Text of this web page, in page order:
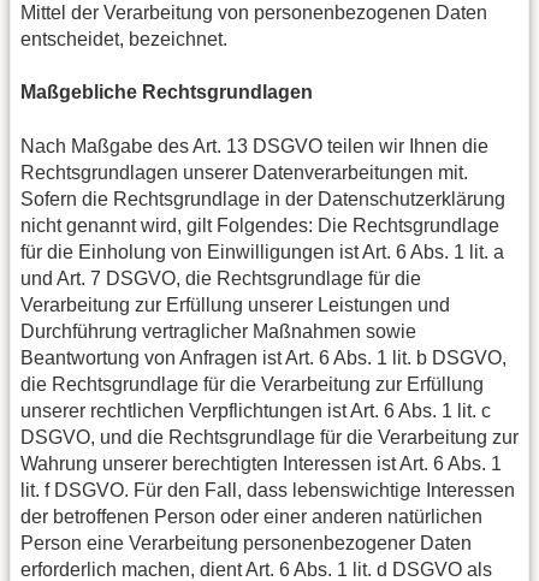
Mittel der Verarbeitung von personenbezogenen Daten
entscheidet, bezeichnet.
Maßgebliche Rechtsgrundlagen
Nach Maßgabe des Art. 13 DSGVO teilen wir Ihnen die
Rechtsgrundlagen unserer Datenverarbeitungen mit.
Sofern die Rechtsgrundlage in der Datenschutzerklärung
nicht genannt wird, gilt Folgendes: Die Rechtsgrundlage
für die Einholung von Einwilligungen ist Art. 6 Abs. 1 lit. a
und Art. 7 DSGVO, die Rechtsgrundlage für die
Verarbeitung zur Erfüllung unserer Leistungen und
Durchführung vertraglicher Maßnahmen sowie
Beantwortung von Anfragen ist Art. 6 Abs. 1 lit. b DSGVO,
die Rechtsgrundlage für die Verarbeitung zur Erfüllung
unserer rechtlichen Verpflichtungen ist Art. 6 Abs. 1 lit. c
DSGVO, und die Rechtsgrundlage für die Verarbeitung zur
Wahrung unserer berechtigten Interessen ist Art. 6 Abs. 1
lit. f DSGVO. Für den Fall, dass lebenswichtige Interessen
der betroffenen Person oder einer anderen natürlichen
Person eine Verarbeitung personenbezogener Daten
erforderlich machen, dient Art. 6 Abs. 1 lit. d DSGVO als